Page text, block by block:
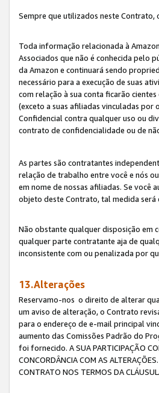
Sempre que utilizados neste Contrato,
Toda informação relacionada à
Associados que não é conhecida pelo
da Amazon e continuará sendo
necessário para a execução de suas
com relação à sua conta ficarão
(exceto a suas afiliadas vinculadas
Confidencial contra qualquer uso ou
contrato de confidencialidade ou de
As partes são contratantes
relação de trabalho entre você e nós
em nome de nossas afiliadas. Se
objeto deste Contrato, tal medida
Não obstante qualquer disposição em
qualquer parte contratante aja de
inconsistente com ou penalizada por
13.Alterações
Reservamo-nos o direito de alterar
um aviso de alteração, o Contrato
para o endereço de e-mail principal
aumento das Comissões Padrão do
foi fornecido. A SUA PARTICIPAÇÃO
CONCORDÂNCIA COM AS
CONTRATO NOS TERMOS DA